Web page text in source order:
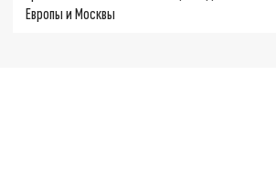
Европы и Москвы